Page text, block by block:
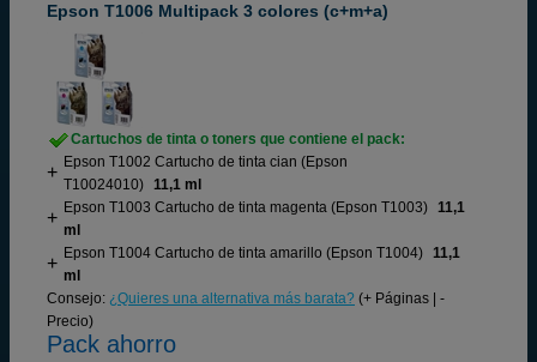
Epson T1006 Multipack 3 colores (c+m+a)
Cartuchos de tinta o toners que contiene el pack:
Epson T1002 Cartucho de tinta cian (Epson
T10024010) 11,1 ml
Epson T1003 Cartucho de tinta magenta (Epson T1003) 11,1
ml
Epson T1004 Cartucho de tinta amarillo (Epson T1004) 11,1
ml
Consejo: ¿Quieres una alternativa más barata? (+ Páginas | -
Precio)
Pack ahorro